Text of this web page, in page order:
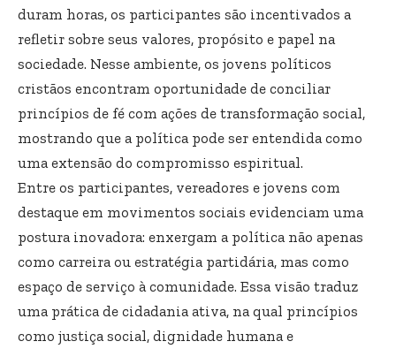
duram horas, os participantes são incentivados a
refletir sobre seus valores, propósito e papel na
sociedade. Nesse ambiente, os jovens políticos
cristãos encontram oportunidade de conciliar
princípios de fé com ações de transformação social,
mostrando que a política pode ser entendida como
uma extensão do compromisso espiritual.
Entre os participantes, vereadores e jovens com
destaque em movimentos sociais evidenciam uma
postura inovadora: enxergam a política não apenas
como carreira ou estratégia partidária, mas como
espaço de serviço à comunidade. Essa visão traduz
uma prática de cidadania ativa, na qual princípios
como justiça social, dignidade humana e